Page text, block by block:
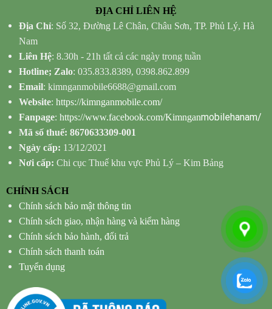
ĐỊA CHỈ LIÊN HỆ
Địa Chỉ: Số 32, Đường Lê Chân, Châu Sơn, TP. Phủ Lý, Hà
Nam
Liên Hệ: 8.30h - 21h tất cả các ngày trong tuần
Hotline; Zalo: 035.833.8389, 0398.862.899
Email: kimnganmobile6688@gmail.com
Website: https://kimnganmobile.com/
Fanpage: https://www.facebook.com/Kimnganmobilehanam/
Mã số thuế: 8670633309-001
Ngày cấp: 13/12/2021
Nơi cấp: Chi cục Thuế khu vực Phủ Lý – Kim Bảng
CHÍNH SÁCH
Chính sách bảo mật thông tin
Chính sách giao, nhận hàng và kiểm hàng
Chính sách bảo hành, đổi trả
Chính sách thanh toán
Tuyển dụng